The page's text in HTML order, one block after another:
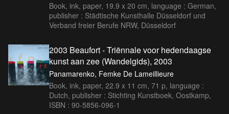
Book, ink, paper, 19.9 x 20 cm, language : German,
publisher : Städtische Kunsthalle Düsseldorf und
Verband freier Berufe NRW, Düsseldorf
2003 Beaufort - Triënnale voor hedendaagse
kunst aan zee (Wandelgids), 2003
Panamarenko, Femke De Lameillieure
Book, ink, paper, 22.9 x 11 cm, 71 p, language :
Dutch, publisher : Stichting Kunstboek, Oostkamp,
ISBN : 90-5856-096-1